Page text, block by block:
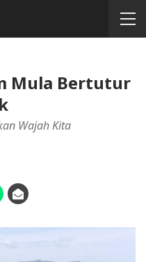
Mula Bertutur
Wajah Kita